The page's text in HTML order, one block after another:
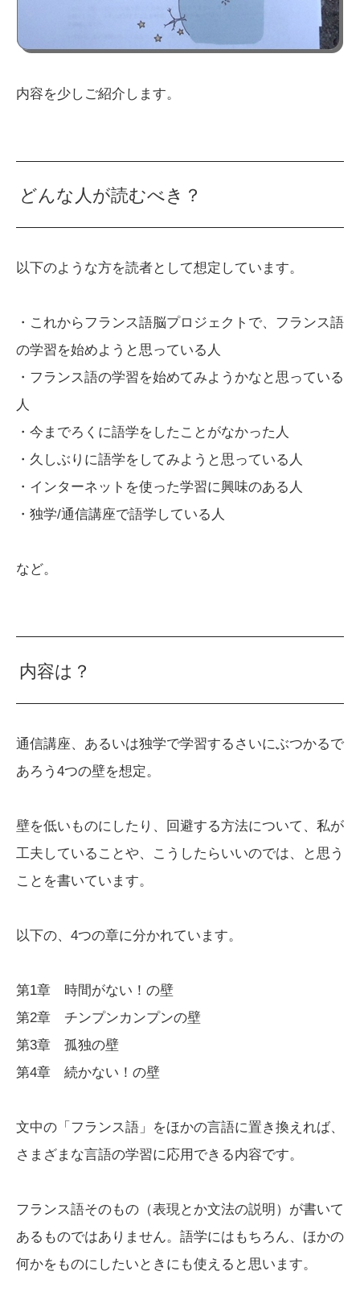
内容を少しご紹介します。
どんな人が読むべき？
以下のような方を読者として想定しています。
・これからフランス語脳プロジェクトで、フランス語
の学習を始めようと思っている人
・フランス語の学習を始めてみようかなと思っている
人
・今までろくに語学をしたことがなかった人
・久しぶりに語学をしてみようと思っている人
・インターネットを使った学習に興味のある人
・独学/通信講座で語学している人
など。
内容は？
通信講座、あるいは独学で学習するさいにぶつかるで
あろう4つの壁を想定。
壁を低いものにしたり、回避する方法について、私が
工夫していることや、こうしたらいいのでは、と思う
ことを書いています。
以下の、4つの章に分かれています。
第1章 時間がない！の壁
第2章 チンプンカンプンの壁
第3章 孤独の壁
第4章 続かない！の壁
文中の「フランス語」をほかの言語に置き換えれば、
さまざまな言語の学習に応用できる内容です。
フランス語そのもの（表現とか文法の説明）が書いて
あるものではありません。語学にはもちろん、ほかの
何かをものにしたいときにも使えると思います。